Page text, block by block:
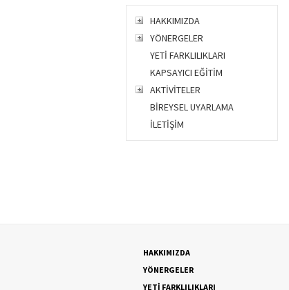
HAKKIMIZDA
YÖNERGELER
YETİ FARKLILIKLARI
KAPSAYICI EĞİTİM
AKTİVİTELER
BİREYSEL UYARLAMA
İLETİŞİM
HAKKIMIZDA
YÖNERGELER
YETİ FARKLILIKLARI